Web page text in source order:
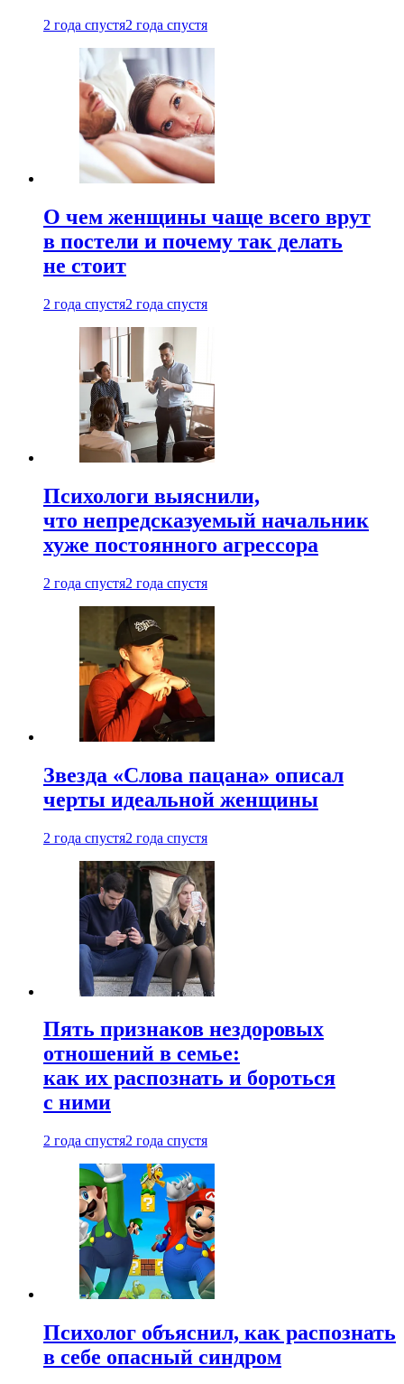
2 года спустя2 года спустя
О чем женщины чаще всего врут
в постели и почему так делать
не стоит
2 года спустя2 года спустя
Психологи выяснили,
что непредсказуемый начальник
хуже постоянного агрессора
2 года спустя2 года спустя
Звезда «Слова пацана» описал
черты идеальной женщины
2 года спустя2 года спустя
Пять признаков нездоровых
отношений в семье:
как их распознать и бороться
с ними
2 года спустя2 года спустя
Психолог объяснил, как распознать
в себе опасный синдром